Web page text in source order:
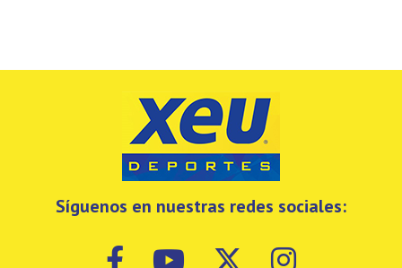
Síguenos en nuestras redes sociales: